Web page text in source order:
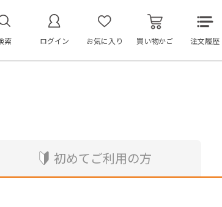
索 ログイン お気に入り 買い物かご 注文履歴
初めてご利用の方